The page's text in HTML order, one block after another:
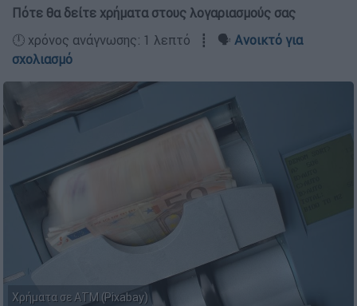
Πότε θα δείτε χρήματα στους λογαριασμούς σας
🕛 χρόνος ανάγνωσης: 1 λεπτό ┋ 🗣️ Ανοικτό για
σχολιασμό
Χρήματα σε ΑΤΜ (Pixabay)